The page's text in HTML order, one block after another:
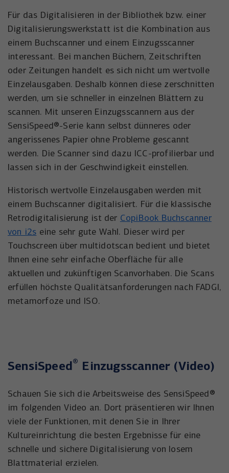
Für das Digitalisieren in der Bibliothek bzw. einer
Digitalisierungswerkstatt ist die Kombination aus
einem Buchscanner und einem Einzugsscanner
interessant. Bei manchen Büchern, Zeitschriften
oder Zeitungen handelt es sich nicht um wertvolle
Einzelausgaben. Deshalb können diese zerschnitten
werden, um sie schneller in einzelnen Blättern zu
scannen. Mit unseren Einzugsscannern aus der
SensiSpeed®-Serie kann selbst dünneres oder
angerissenes Papier ohne Probleme gescannt
werden. Die Scanner sind dazu ICC-profilierbar und
lassen sich in der Geschwindigkeit einstellen.
Historisch wertvolle Einzelausgaben werden mit
einem Buchscanner digitalisiert. Für die klassische
Retrodigitalisierung ist der CopiBook Buchscanner
von i2s eine sehr gute Wahl. Dieser wird per
Touchscreen über multidotscan bedient und bietet
Ihnen eine sehr einfache Oberfläche für alle
aktuellen und zukünftigen Scanvorhaben. Die Scans
erfüllen höchste Qualitätsanforderungen nach FADGI,
metamorfoze und ISO.
SensiSpeed® Einzugsscanner (Video)
Schauen Sie sich die Arbeitsweise des SensiSpeed®
im folgenden Video an. Dort präsentieren wir Ihnen
viele der Funktionen, mit denen Sie in Ihrer
Kultureinrichtung die besten Ergebnisse für eine
schnelle und sichere Digitalisierung von losem
Blattmaterial erzielen.